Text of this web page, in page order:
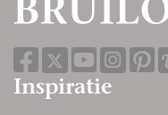
Inspiratie